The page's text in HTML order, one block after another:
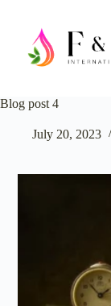
c
n
Blog post 4
July 20, 2023